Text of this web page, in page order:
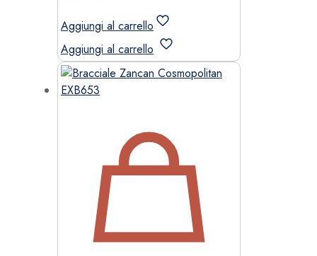
Aggiungi al carrello
Aggiungi al carrello